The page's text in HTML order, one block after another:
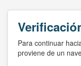
Para continuar
proviene de un